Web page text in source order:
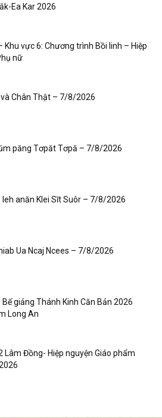
Ea Kar 2026
Khu vực 6: Chương trình Bồi linh – Hiệp
nữ
và Chân Thật – 7/8/2026
păng Tơpăt Tơpă – 7/8/2026
leh anăn Klei Sĭt Suôr – 7/8/2026
Ua Ncaj Ncees – 7/8/2026
Bế giảng Thánh Kinh Căn Bản 2026
Long An
Lâm Đồng- Hiệp nguyện Giáo phẩm